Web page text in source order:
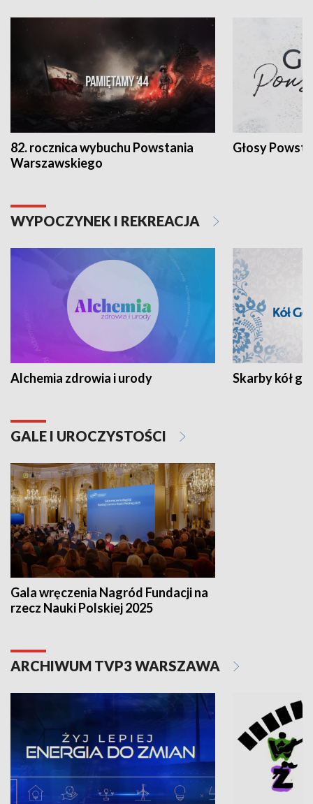
82. rocznica wybuchu Powstania
Warszawskiego
Głosy
WYPOCZYNEK I REKREACJA
Alchemia zdrowia i urody Skarby kół
GALE I UROCZYSTOŚCI
Gala wręczenia Nagród Fundacji na
rzecz Nauki Polskiej 2025
ARCHIWUM TVP3 WARSZAWA